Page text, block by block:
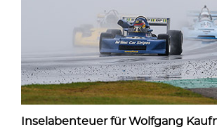
Inselabenteuer für Wolfgang